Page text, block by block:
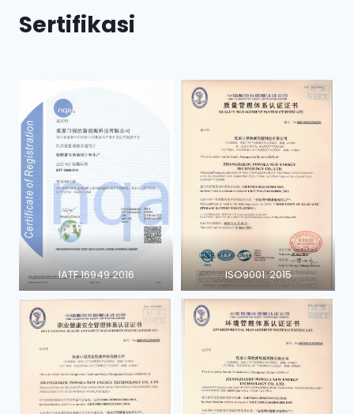
Sertifikasi
IATF 16949 2016 ISO9001: 2015